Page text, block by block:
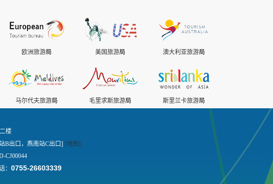
欧洲旅游局 美国旅游局 澳大利亚旅游局
马尔代夫旅游局 毛里求斯旅游局 斯里兰卡旅游局
楼
B出口，燕南站C出口] [地图]
CJ00044
： 0755-26603339